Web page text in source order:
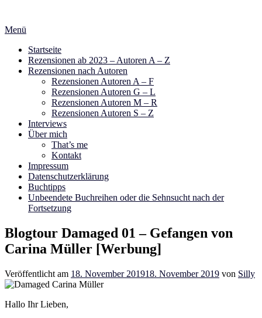
springen
Menü
Startseite
Rezensionen ab 2023 – Autoren A – Z
Rezensionen nach Autoren
Rezensionen Autoren A – F
Rezensionen Autoren G – L
Rezensionen Autoren M – R
Rezensionen Autoren S – Z
Interviews
Über mich
That’s me
Kontakt
Impressum
Datenschutzerklärung
Buchtipps
Unbeendete Buchreihen oder die Sehnsucht nach der
Fortsetzung
Blogtour Damaged 01 – Gefangen von
Carina Müller [Werbung]
Veröffentlicht am 18. November 201918. November 2019 von Silly
Hallo Ihr Lieben,